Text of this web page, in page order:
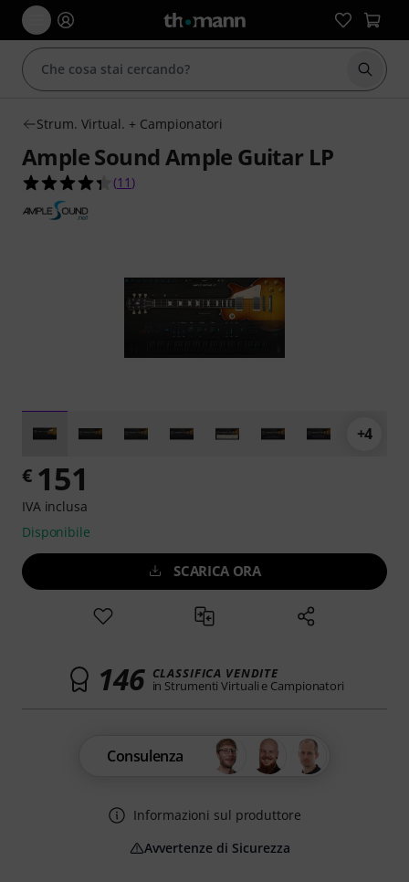
Strum. Virtual. + Campionatori
Ample Sound Ample Guitar LP
4.4 su 5 stelle su 11 valutazioni dei clienti
(11 )
+4
€ 151
IVA inclusa
Disponibile
SCARICA ORA
146 CLASSIFICA VENDITE
in Strumenti Virtuali e Campionatori
Consulenza
Informazioni sul produttore
Avvertenze di Sicurezza